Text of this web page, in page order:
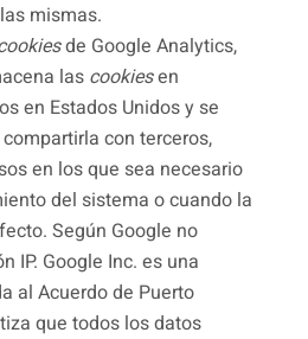
mismas.
de Google Analytics,
las cookiesen
en Estados Unidos y se
con terceros,
en los que sea necesario
del sistema o cuando la
Según Google no
IP. Google Inc. es una
al Acuerdo de Puerto
que todos los datos